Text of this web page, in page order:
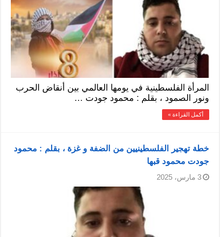
المرأة الفلسطينية في يومها العالمي بين أنقاض الحرب
ونور الصمود ، بقلم : محمود جودت …
أكمل القراءة »
خطة تهجير الفلسطينيين من الضفة و غزة ، بقلم : محمود
جودت محمود قبها
3 مارس، 2025